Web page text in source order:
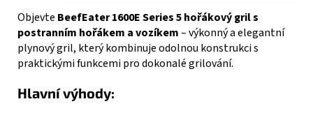
Objevte BeefEater 1600E Series 5 hořákový gril s
postranním hořákem a vozíkem– výkonný a elegantní
plynový gril, který kombinuje odolnou konstrukci s
praktickými funkcemi pro dokonalé grilování.
Hlavní výhody: